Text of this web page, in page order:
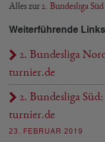
23. FEBRUAR 2019
Alles zur 2. Bundesliga
Weiterführende Links
2. Bundesliga
turnier.de
2. Bundesliga
turnier.de